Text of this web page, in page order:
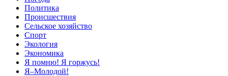
Политика
Происшествия
Сельское хозяйство
Спорт
Экология
Экономика
Я помню! Я горжусь!
Я–Молодой!